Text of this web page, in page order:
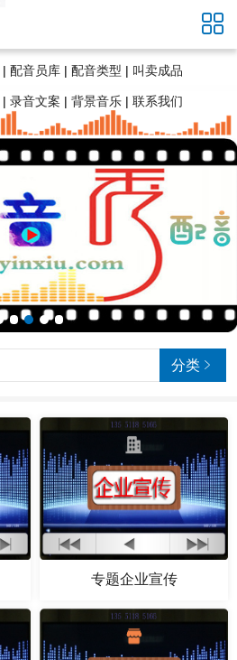

| 配音员库 | 配音类型 | 叫卖成品
| 录音文案 | 背景音乐 | 联系我们
分类 
专题企业宣传